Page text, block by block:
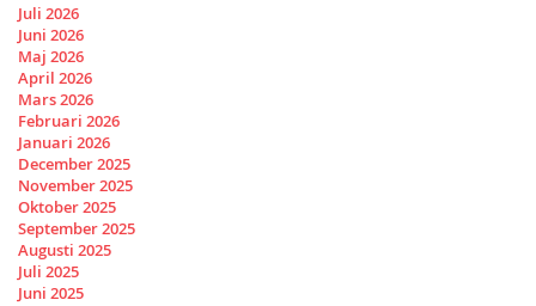
Juli 2026
Juni 2026
Maj 2026
April 2026
Mars 2026
Februari 2026
Januari 2026
December 2025
November 2025
Oktober 2025
September 2025
Augusti 2025
Juli 2025
Juni 2025